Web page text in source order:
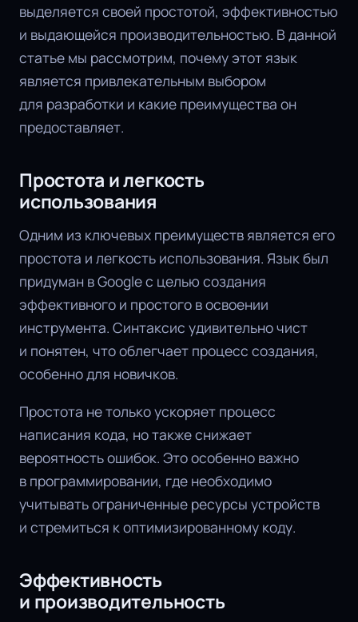
выделяется своей простотой, эффективностью
и выдающейся производительностью. В данной
статье мы рассмотрим, почему этот язык
является привлекательным выбором
для разработки и какие преимущества он
предоставляет.
Простота и легкость
использования
Одним из ключевых преимуществ является его
простота и легкость использования. Язык был
придуман в Google с целью создания
эффективного и простого в освоении
инструмента. Синтаксис удивительно чист
и понятен, что облегчает процесс создания,
особенно для новичков.
Простота не только ускоряет процесс
написания кода, но также снижает
вероятность ошибок. Это особенно важно
в программировании, где необходимо
учитывать ограниченные ресурсы устройств
и стремиться к оптимизированному коду.
Эффективность
и производительность